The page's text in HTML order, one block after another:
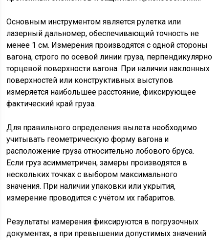
Основным инструментом является рулетка или
лазерный дальномер, обеспечивающий точность не
менее 1 см. Измерения производятся с одной стороны
вагона, строго по осевой линии груза, перпендикулярно
торцевой поверхности вагона. При наличии наклонных
поверхностей или конструктивных выступов
измеряется наибольшее расстояние, фиксирующее
фактический край груза.
Для правильного определения вылета необходимо
учитывать геометрическую форму вагона и
расположение груза относительно лобового бруса.
Если груз асимметричен, замеры производятся в
нескольких точках с выбором максимального
значения. При наличии упаковки или укрытия,
измерение проводится с учётом их габаритов.
Результаты измерения фиксируются в погрузочных
документах, а при превышении допустимых значений